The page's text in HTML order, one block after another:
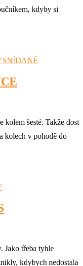
kdyby si
SNÍDANĚ
kolem šesté. Takže dost
kolech v pohodě do
Jako třeba tyhle
kdybych nedostala